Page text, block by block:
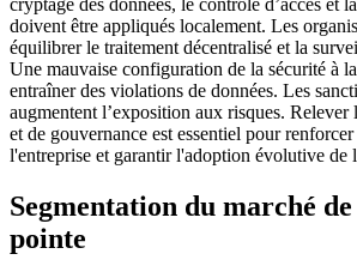
cryptage des données, le contrôle d’accès et
doivent être appliqués localement. Les
équilibrer le traitement décentralisé et la
Une mauvaise configuration de la sécurité à
entraîner des violations de données. Les
augmentent l’exposition aux risques. Relever
et de gouvernance est essentiel pour
l'entreprise et garantir l'adoption évolutive de
Segmentation du marché de
pointe